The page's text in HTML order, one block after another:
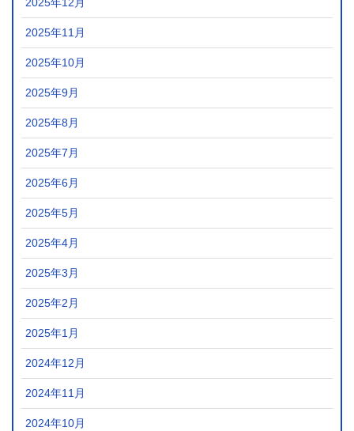
2025年12月
2025年11月
2025年10月
2025年9月
2025年8月
2025年7月
2025年6月
2025年5月
2025年4月
2025年3月
2025年2月
2025年1月
2024年12月
2024年11月
2024年10月